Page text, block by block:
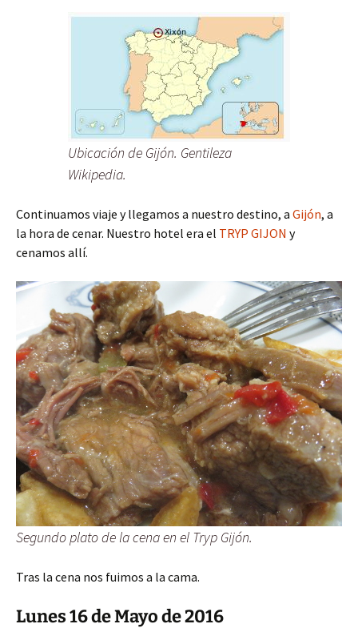
Ubicación de Gijón. Gentileza
Wikipedia.
Continuamos viaje y llegamos a nuestro destino, a Gijón, a
la hora de cenar. Nuestro hotel era el TRYP GIJON y
cenamos allí.
Segundo plato de la cena en el Tryp Gijón.
Tras la cena nos fuimos a la cama.
Lunes 16 de Mayo de 2016